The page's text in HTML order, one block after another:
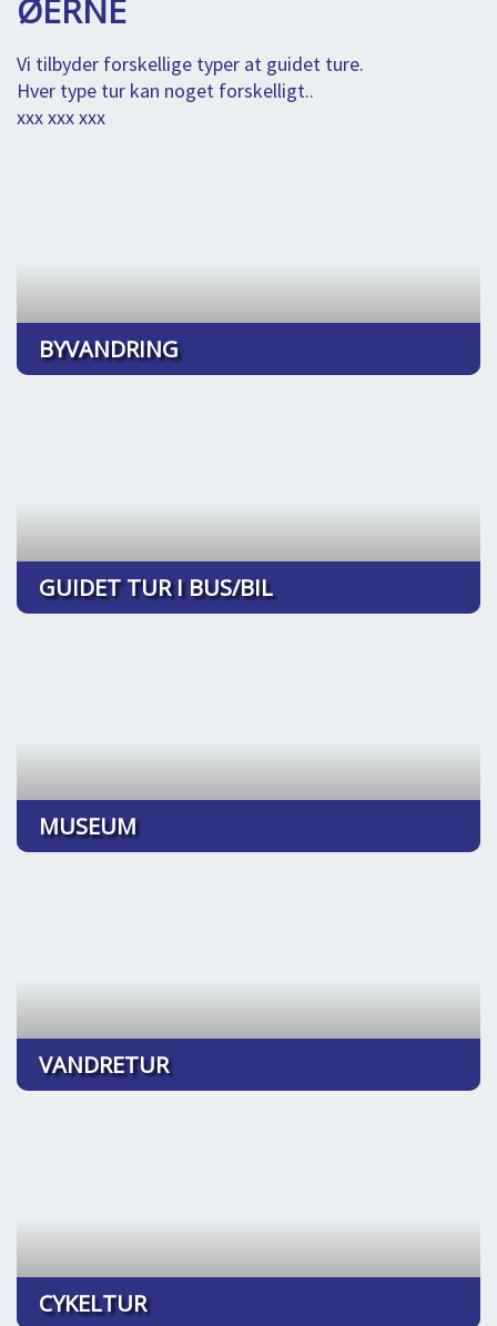
BUCHUNG
VORTRAG
ØERNE
Vi tilbyder forskellige typer at guidet ture.
Hver type tur kan noget forskelligt..
xxx xxx xxx
BYVANDRING
GUIDET TUR I BUS/BIL
MUSEUM
VANDRETUR
CYKELTUR